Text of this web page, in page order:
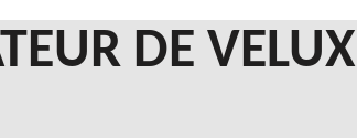
DE VELUX